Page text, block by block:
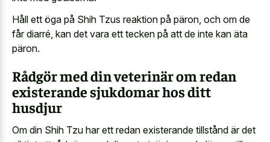
Håll ett öga på Shih Tzus reaktion på päron, och om de
får diarré, kan det vara ett tecken på att de inte kan äta
päron.
Rådgör med din veterinär om redan
existerande sjukdomar hos ditt
husdjur
Om din Shih Tzu har ett redan existerande tillstånd är det